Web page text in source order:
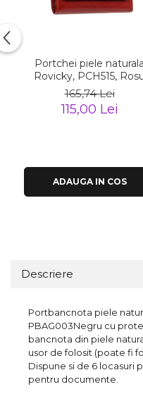
Portchei piele naturala
Rovicky, PCH515,
165,74 Lei
115,00 Lei
ADAUGA IN COS
Descriere
Portbancnota piele
PBAG003Negru cu
bancnota din piele
usor de folosit (poate fi
Dispune si de 6 locasuri
pentru documente.